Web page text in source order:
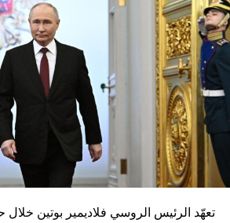
تعهّد الرئيس الروسي فلاديمير بوتين خلال